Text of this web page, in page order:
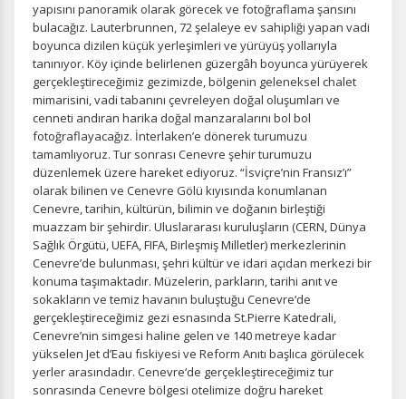
yapısını panoramik olarak görecek ve fotoğraflama şansını
bulacağız. Lauterbrunnen, 72 şelaleye ev sahipliği yapan vadi
boyunca dizilen küçük yerleşimleri ve yürüyüş yollarıyla
tanınıyor. Köy içinde belirlenen güzergâh boyunca yürüyerek
gerçekleştireceğimiz gezimizde, bölgenin geleneksel chalet
mimarisini, vadi tabanını çevreleyen doğal oluşumları ve
cenneti andıran harika doğal manzaralarını bol bol
fotoğraflayacağız. İnterlaken’e dönerek turumuzu
tamamlıyoruz. Tur sonrası Cenevre şehir turumuzu
düzenlemek üzere hareket ediyoruz. “İsviçre’nin Fransız’ı”
olarak bilinen ve Cenevre Gölü kıyısında konumlanan
Cenevre, tarihin, kültürün, bilimin ve doğanın birleştiği
muazzam bir şehirdir. Uluslararası kuruluşların (CERN, Dünya
Sağlık Örgütü, UEFA, FIFA, Birleşmiş Milletler) merkezlerinin
Cenevre’de bulunması, şehri kültür ve idari açıdan merkezi bir
konuma taşımaktadır. Müzelerin, parkların, tarihi anıt ve
sokakların ve temiz havanın buluştuğu Cenevre‘de
gerçekleştireceğimiz gezi esnasında St.Pierre Katedrali,
Cenevre’nin simgesi haline gelen ve 140 metreye kadar
yükselen Jet d’Eau fıskiyesi ve Reform Anıtı başlıca görülecek
yerler arasındadır. Cenevre‘de gerçekleştireceğimiz tur
sonrasında Cenevre bölgesi otelimize doğru hareket